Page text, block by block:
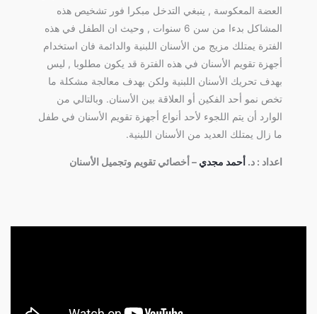
العضة المعكوسة , ينبغي التدخل مبكرا فور تشخيص هذه
المشاكل بدءا من سن 6 سنوات , وحيث ان الطفل في هذه
الفترة يمتلك مزيج من الأسنان اللبنية والدائمة فان استخدام
أجهزة تقويم الأسنان في هذه الفترة قد يكون مطلوبا , ليس
بهدف تحريك الأسنان اللبنية ولكن بهدف معالجة مشكلة ما
تخص نمو أحد الفكين أو العلاقة بين الأسنان. وبالتالي من
الوارد أن يتم اللجوء لأحد أنواع أجهزة تقويم الأسنان في طفل
ما زال يمتلك العديد من الأسنان اللبنية.
اعداد : د.أحمد مجدي– أخصائي تقويم وتجميل الأسنان